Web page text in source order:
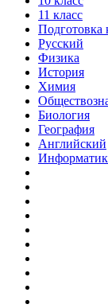
11 класс
Русский
Физика
История
Химия
Биология
География
Английский